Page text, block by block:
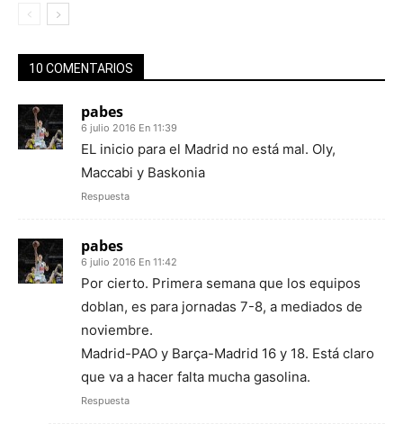
10 COMENTARIOS
pabes
6 julio 2016 En 11:39
EL inicio para el Madrid no está mal. Oly,
Maccabi y Baskonia
Respuesta
pabes
6 julio 2016 En 11:42
Por cierto. Primera semana que los equipos
doblan, es para jornadas 7-8, a mediados de
noviembre.
Madrid-PAO y Barça-Madrid 16 y 18. Está claro
que va a hacer falta mucha gasolina.
Respuesta